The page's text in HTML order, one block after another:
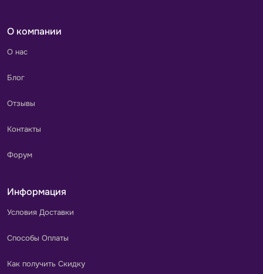
О компании
О нас
Блог
Отзывы
Контакты
Форум
Информация
Условия Доставки
Способы Оплаты
Как получить Скидку